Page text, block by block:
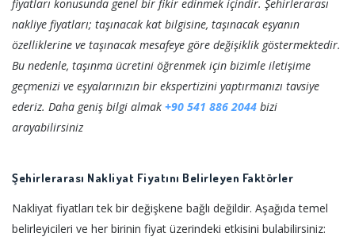
fiyatları konusunda genel bir fikir edinmek içindir. Şehirlerarası
nakliye fiyatları; taşınacak kat bilgisine, taşınacak eşyanın
özelliklerine ve taşınacak mesafeye göre değişiklik göstermektedir.
Bu nedenle, taşınma ücretini öğrenmek için bizimle iletişime
geçmenizi ve eşyalarınızın bir ekspertizini yaptırmanızı tavsiye
ederiz. Daha geniş bilgi almak +90 541 886 2044 bizi
arayabilirsiniz
Şehirlerarası Nakliyat Fiyatını Belirleyen Faktörler
Nakliyat fiyatları tek bir değişkene bağlı değildir. Aşağıda temel
belirleyicileri ve her birinin fiyat üzerindeki etkisini bulabilirsiniz: